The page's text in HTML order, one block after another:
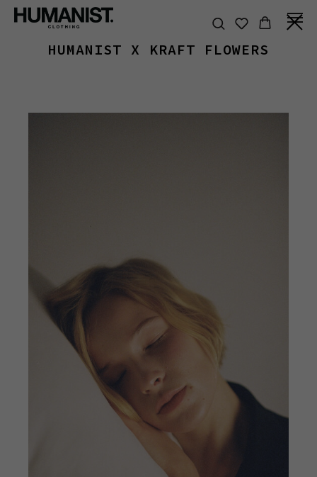
HUMANIST X KRAFT FLOWERS